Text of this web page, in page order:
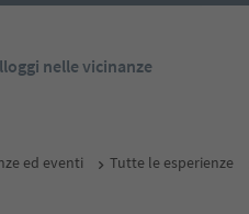
nelle vicinanze
ed eventi Tutte le esperienze